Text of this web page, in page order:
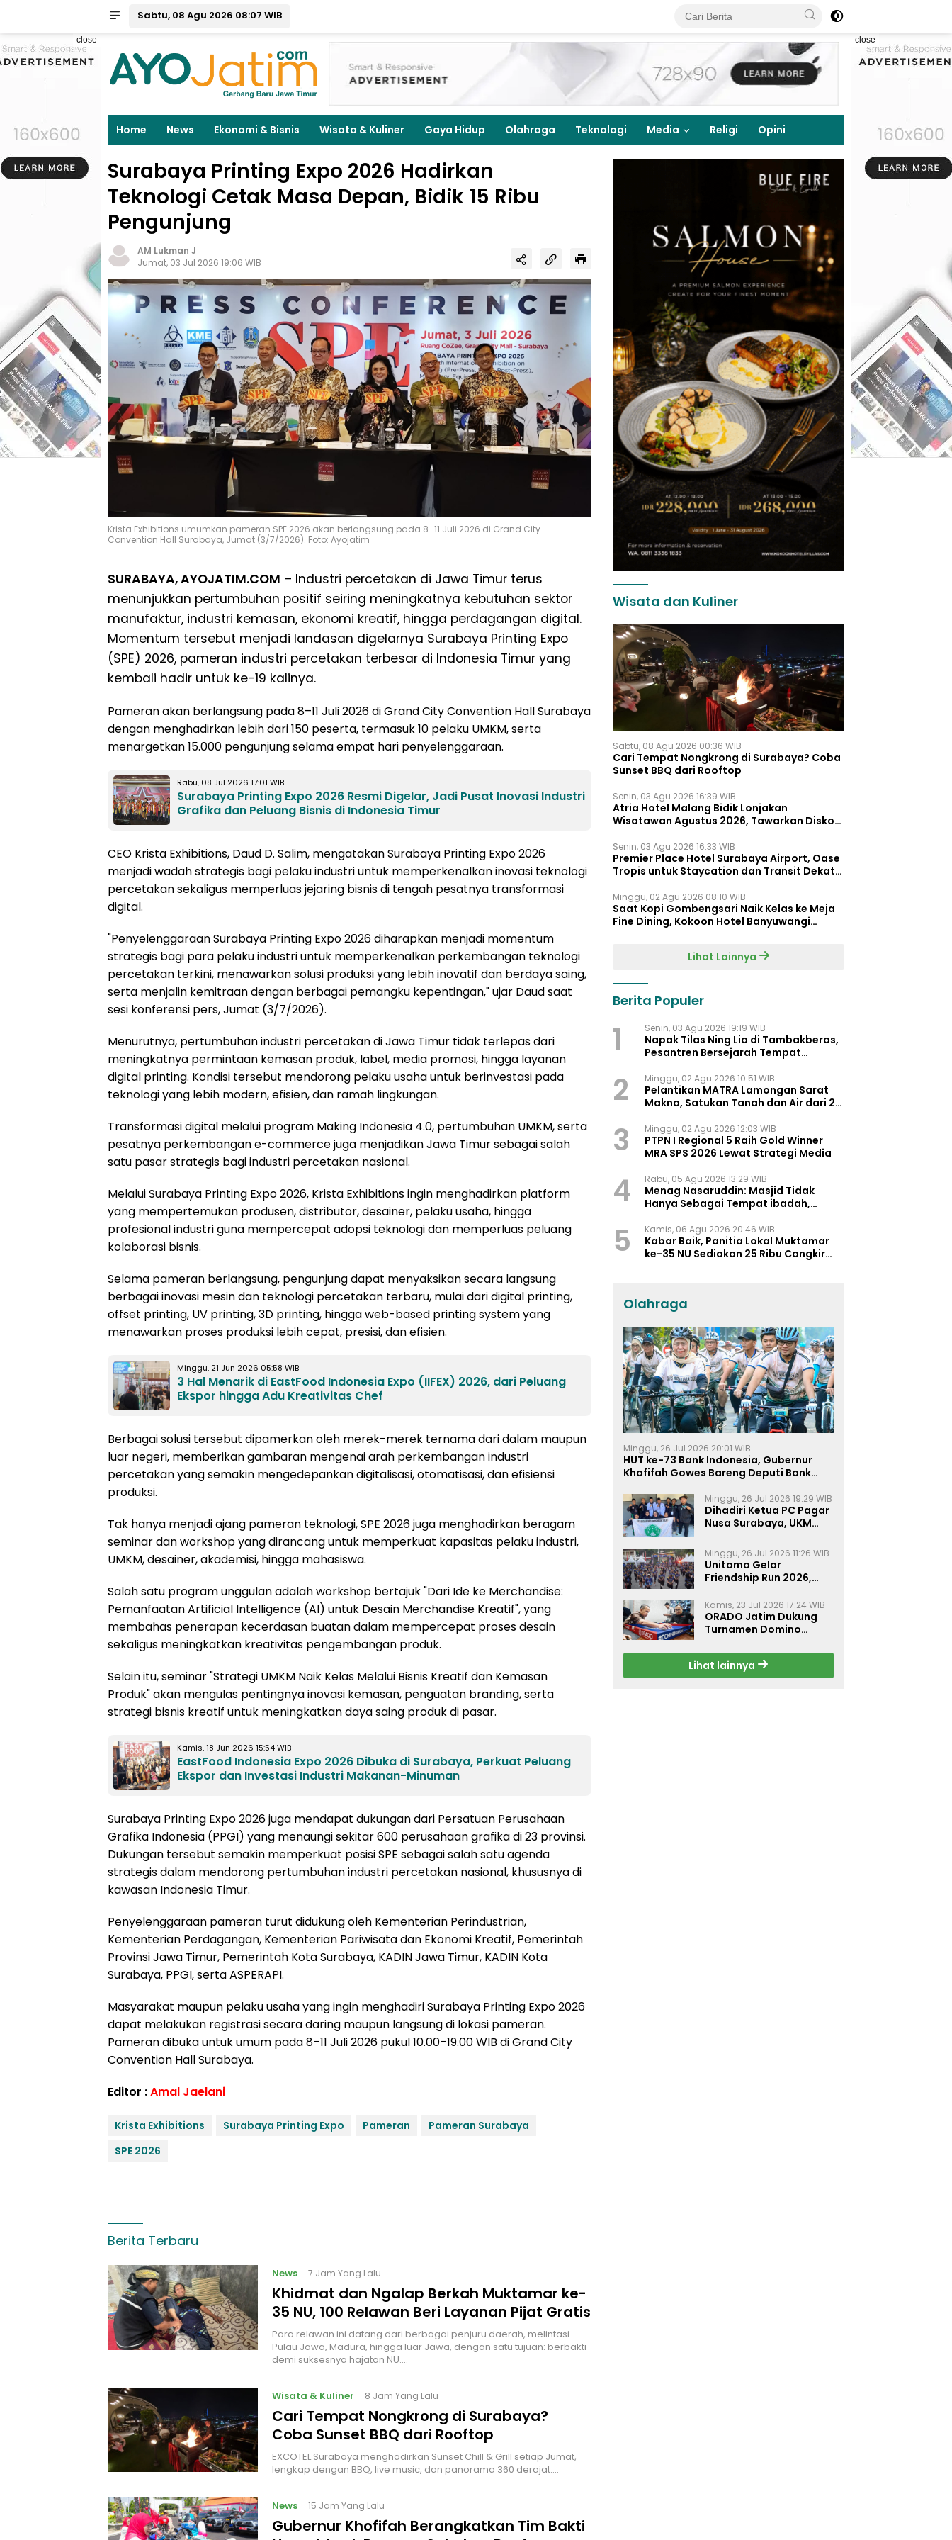
Sabtu, 08 Agu 2026 08:07 WIB
close close
Home News Ekonomi & Bisnis Wisata & Kuliner Gaya Hidup Olahraga Teknologi Media Religi Opini
Surabaya Printing Expo 2026 Hadirkan
Teknologi Cetak Masa Depan, Bidik 15 Ribu
Pengunjung
AM Lukman J
Jumat, 03 Jul 2026 19:06 WIB
Krista Exhibitions umumkan pameran SPE 2026 akan berlangsung pada 8–11 Juli 2026 di Grand City
Convention Hall Surabaya, Jumat (3/7/2026). Foto: Ayojatim
SURABAYA, AYOJATIM.COM – Industri percetakan di Jawa Timur terus
menunjukkan pertumbuhan positif seiring meningkatnya kebutuhan sektor
manufaktur, industri kemasan, ekonomi kreatif, hingga perdagangan digital.
Momentum tersebut menjadi landasan digelarnya Surabaya Printing Expo
(SPE) 2026, pameran industri percetakan terbesar di Indonesia Timur yang
kembali hadir untuk ke-19 kalinya.
Pameran akan berlangsung pada 8–11 Juli 2026 di Grand City Convention Hall Surabaya
dengan menghadirkan lebih dari 150 peserta, termasuk 10 pelaku UMKM, serta
menargetkan 15.000 pengunjung selama empat hari penyelenggaraan.
Rabu, 08 Jul 2026 17:01 WIB
Surabaya Printing Expo 2026 Resmi Digelar, Jadi Pusat Inovasi Industri
Grafika dan Peluang Bisnis di Indonesia Timur
CEO Krista Exhibitions, Daud D. Salim, mengatakan Surabaya Printing Expo 2026
menjadi wadah strategis bagi pelaku industri untuk memperkenalkan inovasi teknologi
percetakan sekaligus memperluas jejaring bisnis di tengah pesatnya transformasi
digital.
"Penyelenggaraan Surabaya Printing Expo 2026 diharapkan menjadi momentum
strategis bagi para pelaku industri untuk memperkenalkan perkembangan teknologi
percetakan terkini, menawarkan solusi produksi yang lebih inovatif dan berdaya saing,
serta menjalin kemitraan dengan berbagai pemangku kepentingan," ujar Daud saat
sesi konferensi pers, Jumat (3/7/2026).
Menurutnya, pertumbuhan industri percetakan di Jawa Timur tidak terlepas dari
meningkatnya permintaan kemasan produk, label, media promosi, hingga layanan
digital printing. Kondisi tersebut mendorong pelaku usaha untuk berinvestasi pada
teknologi yang lebih modern, efisien, dan ramah lingkungan.
Transformasi digital melalui program Making Indonesia 4.0, pertumbuhan UMKM, serta
pesatnya perkembangan e-commerce juga menjadikan Jawa Timur sebagai salah
satu pasar strategis bagi industri percetakan nasional.
Melalui Surabaya Printing Expo 2026, Krista Exhibitions ingin menghadirkan platform
yang mempertemukan produsen, distributor, desainer, pelaku usaha, hingga
profesional industri guna mempercepat adopsi teknologi dan memperluas peluang
kolaborasi bisnis.
Selama pameran berlangsung, pengunjung dapat menyaksikan secara langsung
berbagai inovasi mesin dan teknologi percetakan terbaru, mulai dari digital printing,
offset printing, UV printing, 3D printing, hingga web-based printing system yang
menawarkan proses produksi lebih cepat, presisi, dan efisien.
Minggu, 21 Jun 2026 05:58 WIB
3 Hal Menarik di EastFood Indonesia Expo (IIFEX) 2026, dari Peluang
Ekspor hingga Adu Kreativitas Chef
Berbagai solusi tersebut dipamerkan oleh merek-merek ternama dari dalam maupun
luar negeri, memberikan gambaran mengenai arah perkembangan industri
percetakan yang semakin mengedepankan digitalisasi, otomatisasi, dan efisiensi
produksi.
Tak hanya menjadi ajang pameran teknologi, SPE 2026 juga menghadirkan beragam
seminar dan workshop yang dirancang untuk memperkuat kapasitas pelaku industri,
UMKM, desainer, akademisi, hingga mahasiswa.
Salah satu program unggulan adalah workshop bertajuk "Dari Ide ke Merchandise:
Pemanfaatan Artificial Intelligence (AI) untuk Desain Merchandise Kreatif", yang
membahas penerapan kecerdasan buatan dalam mempercepat proses desain
sekaligus meningkatkan kreativitas pengembangan produk.
Selain itu, seminar "Strategi UMKM Naik Kelas Melalui Bisnis Kreatif dan Kemasan
Produk" akan mengulas pentingnya inovasi kemasan, penguatan branding, serta
strategi bisnis kreatif untuk meningkatkan daya saing produk di pasar.
Kamis, 18 Jun 2026 15:54 WIB
EastFood Indonesia Expo 2026 Dibuka di Surabaya, Perkuat Peluang
Ekspor dan Investasi Industri Makanan-Minuman
Surabaya Printing Expo 2026 juga mendapat dukungan dari Persatuan Perusahaan
Grafika Indonesia (PPGI) yang menaungi sekitar 600 perusahaan grafika di 23 provinsi.
Dukungan tersebut semakin memperkuat posisi SPE sebagai salah satu agenda
strategis dalam mendorong pertumbuhan industri percetakan nasional, khususnya di
kawasan Indonesia Timur.
Penyelenggaraan pameran turut didukung oleh Kementerian Perindustrian,
Kementerian Perdagangan, Kementerian Pariwisata dan Ekonomi Kreatif, Pemerintah
Provinsi Jawa Timur, Pemerintah Kota Surabaya, KADIN Jawa Timur, KADIN Kota
Surabaya, PPGI, serta ASPERAPI.
Masyarakat maupun pelaku usaha yang ingin menghadiri Surabaya Printing Expo 2026
dapat melakukan registrasi secara daring maupun langsung di lokasi pameran.
Pameran dibuka untuk umum pada 8–11 Juli 2026 pukul 10.00–19.00 WIB di Grand City
Convention Hall Surabaya.
Editor :Amal Jaelani
Krista Exhibitions Surabaya Printing Expo Pameran
Pameran Surabaya
SPE 2026
Berita Terbaru
News 7 Jam Yang Lalu
Khidmat dan Ngalap Berkah Muktamar ke-
35 NU, 100 Relawan Beri Layanan Pijat Gratis
Para relawan ini datang dari berbagai penjuru daerah, melintasi
Pulau Jawa, Madura, hingga luar Jawa, dengan satu tujuan: berbakti
demi suksesnya hajatan NU.…
Wisata & Kuliner 8 Jam Yang Lalu
Cari Tempat Nongkrong di Surabaya?
Coba Sunset BBQ dari Rooftop
EXCOTEL Surabaya menghadirkan Sunset Chill & Grill setiap Jumat,
lengkap dengan BBQ, live music, dan panorama 360 derajat.…
News 15 Jam Yang Lalu
Gubernur Khofifah Berangkatkan Tim Bakti
Wisata dan Kuliner
Sabtu, 08 Agu 2026 00:36 WIB
Cari Tempat Nongkrong di Surabaya? Coba
Sunset BBQ dari Rooftop
Senin, 03 Agu 2026 16:39 WIB
Atria Hotel Malang Bidik Lonjakan
Wisatawan Agustus 2026, Tawarkan Diskon
Senin, 03 Agu 2026 16:33 WIB
Premier Place Hotel Surabaya Airport, Oase
Tropis untuk Staycation dan Transit Dekat
Minggu, 02 Agu 2026 08:10 WIB
Saat Kopi Gombengsari Naik Kelas ke Meja
Fine Dining, Kokoon Hotel Banyuwangi
Lihat Lainnya
Berita Populer
1 Senin, 03 Agu 2026 19:19 WIB
Napak Tilas Ning Lia di Tambakberas,
Pesantren Bersejarah Tempat
2 Minggu, 02 Agu 2026 10:51 WIB
Pelantikan MATRA Lamongan Sarat
Makna, Satukan Tanah dan Air dari 27
3 Minggu, 02 Agu 2026 12:03 WIB
PTPN I Regional 5 Raih Gold Winner
MRA SPS 2026 Lewat Strategi Media
4 Rabu, 05 Agu 2026 13:29 WIB
Menag Nasaruddin: Masjid Tidak
Hanya Sebagai Tempat ibadah,
Umat dan Pendidikan
5 Kamis, 06 Agu 2026 20:46 WIB
Kabar Baik, Panitia Lokal Muktamar
ke-35 NU Sediakan 25 Ribu Cangkir
Olahraga
Minggu, 26 Jul 2026 20:01 WIB
HUT ke-73 Bank Indonesia, Gubernur
Khofifah Gowes Bareng Deputi Bank
Minggu, 26 Jul 2026 19:29 WIB
Dihadiri Ketua PC Pagar
Nusa Surabaya, UKM
Sahkan Anggota Baru
Minggu, 26 Jul 2026 11:26 WIB
Unitomo Gelar
Friendship Run 2026,
Sehat di Surabaya
Kamis, 23 Jul 2026 17:24 WIB
ORADO Jatim Dukung
Turnamen Domino
2026 di Surabaya
Lihat lainnya